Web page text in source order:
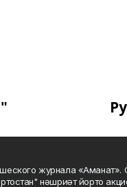
журнала
нәшриәт йорто